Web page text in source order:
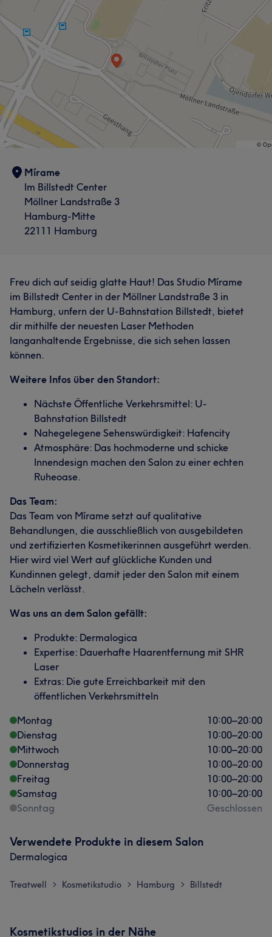
Mírame
Im Billstedt Center
Möllner Landstraße 3
Hamburg-Mitte
22111 Hamburg
Freu dich auf seidig glatte Haut! Das Studio Mírame
im Billstedt Center in der Möllner Landstraße 3 in
Hamburg, unfern der U-Bahnstation Billstedt, bietet
dir mithilfe der neuesten Laser Methoden
langanhaltende Ergebnisse, die sich sehen lassen
können.
Weitere Infos über den Standort:
Nächste Öffentliche Verkehrsmittel: U-
Bahnstation Billstedt
Nahegelegene Sehenswürdigkeit: Hafencity
Atmosphäre: Das hochmoderne und schicke
Innendesign machen den Salon zu einer echten
Ruheoase.
Das Team:
Das Team von Mírame setzt auf qualitative
Behandlungen, die ausschließlich von ausgebildeten
und zertifizierten Kosmetikerinnen ausgeführt werden.
Hier wird viel Wert auf glückliche Kunden und
Kundinnen gelegt, damit jeder den Salon mit einem
Lächeln verlässt.
Was uns an dem Salon gefällt:
Produkte: Dermalogica
Expertise: Dauerhafte Haarentfernung mit SHR
Laser
Extras: Die gute Erreichbarkeit mit den
öffentlichen Verkehrsmitteln
Montag
10:00–20:00
Dienstag
10:00–20:00
Mittwoch
10:00–20:00
Donnerstag
10:00–20:00
Freitag
10:00–20:00
Samstag
10:00–20:00
Sonntag
Geschlossen
Verwendete Produkte in diesem Salon
Dermalogica
Treatwell > Kosmetikstudio > Hamburg > Billstedt
Kosmetikstudios in der Nähe